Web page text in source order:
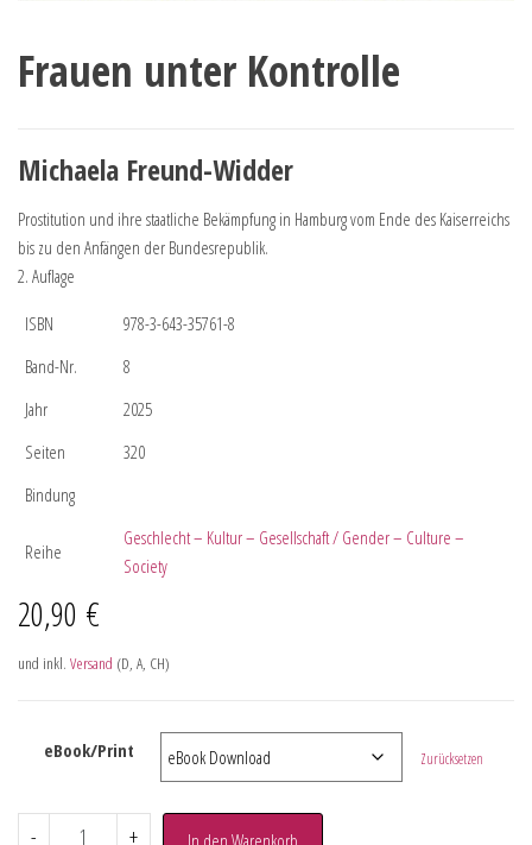
Frauen unter Kontrolle
Michaela Freund-Widder
Prostitution und ihre staatliche Bekämpfung in Hamburg vom Ende des Kaiserreichs
bis zu den Anfängen der Bundesrepublik.
2. Auflage
ISBN
978-3-643-35761-8
Band-Nr.
8
Jahr
2025
Seiten
320
Bindung
Reihe
Geschlecht – Kultur – Gesellschaft / Gender – Culture –
Society
20,90 €
und inkl. Versand (D, A, CH)
eBook/Print Zurücksetzen
- + In den Warenkorb